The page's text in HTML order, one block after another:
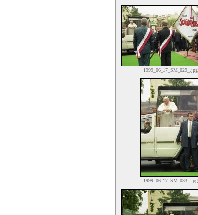
1999_06_17_SM_029_.jpg
1999_06_17_SM_033_.jpg